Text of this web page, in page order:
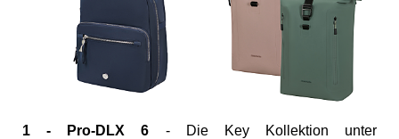
1 - Pro-DLX 6 - Die Key Kollektion unter